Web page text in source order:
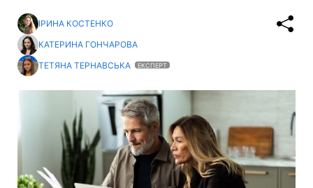
ІРИНА КОСТЕНКО
КАТЕРИНА ГОНЧАРОВА
ТЕТЯНА ТЕРНАВСЬКА
ЕКСПЕРТ